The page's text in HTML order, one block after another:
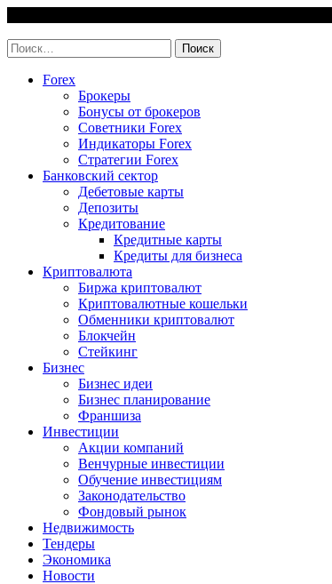
content
Найти:
Forex
Брокеры
Бонусы от брокеров
Советники Forex
Индикаторы Forex
Стратегии Forex
Банковский сектор
Дебетовые карты
Депозиты
Кредитование
Кредитные карты
Кредиты для бизнеса
Криптовалюта
Биржа криптовалют
Криптовалютные кошельки
Обменники криптовалют
Блокчейн
Стейкинг
Бизнес
Бизнес идеи
Бизнес планирование
Франшиза
Инвестиции
Акции компаний
Венчурные инвестиции
Обучение инвестициям
Законодательство
Фондовый рынок
Недвижимость
Тендеры
Экономика
Новости